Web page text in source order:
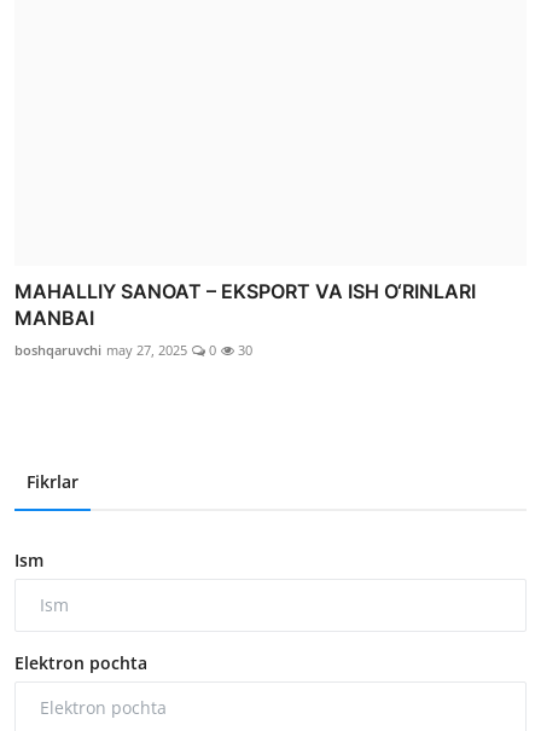
MAHALLIY SANOAT – EKSPORT VA ISH O‘RINLARI
MANBAI
boshqaruvchi may 27, 2025 0 30
Fikrlar
Ism
Elektron pochta